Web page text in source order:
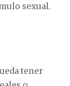
sexual.
tener